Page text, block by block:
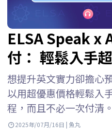
ELSA Speak x
付： 輕鬆入手
程！
想提升英文實力卻擔心
以用超優惠價格輕鬆入
程，而且不必一次付清
享後結帳的新用戶，購
2025年/07月/16日 | 魚丸